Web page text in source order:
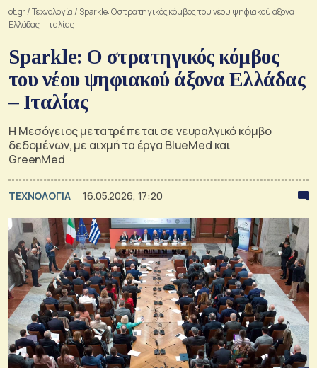
ot.gr/Τεχνολογία / Sparkle: Ο στρατηγικός κόμβος του νέου ψηφιακού άξονα
Ελλάδας – Ιταλίας
Sparkle: Ο στρατηγικός κόμβος
του νέου ψηφιακού άξονα Ελλάδας
– Ιταλίας
Η Μεσόγειος μετατρέπεται σε νευραλγικό κόμβο
δεδομένων, με αιχμή τα έργα BlueMed και
GreenMed
ΤΕΧΝΟΛΟΓΙΑ 16.05.2026, 17:20